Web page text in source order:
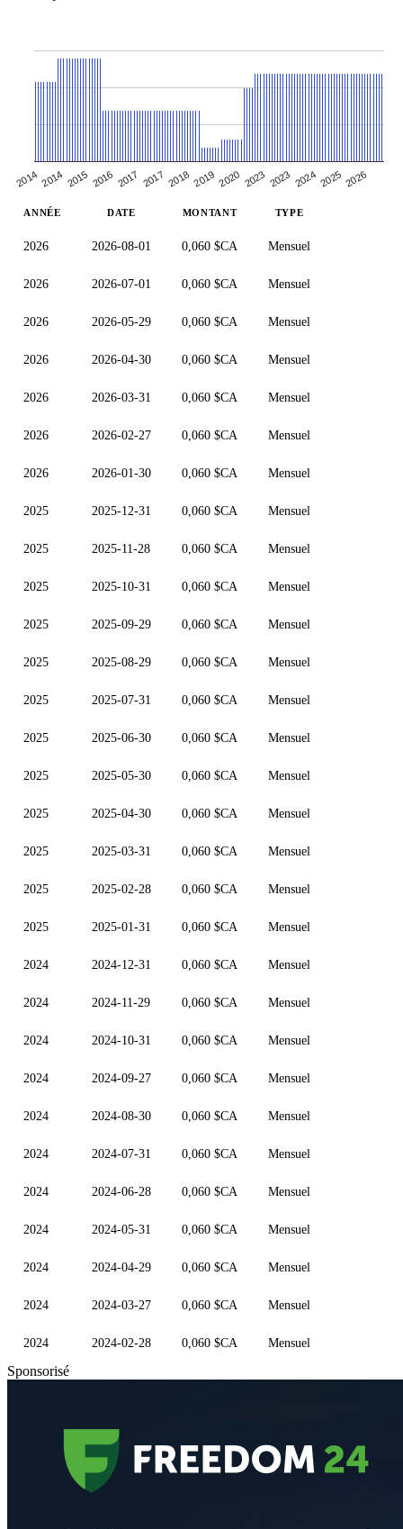
2014 2014 2015 2016 2017 2017 20182019 2020 2023 2023 2024 2025 2026
ANNÉE DATE MONTANT TYPE
2026 2026-08-01 0,060 $CA Mensuel
2026 2026-07-01 0,060 $CA Mensuel
2026 2026-05-29 0,060 $CA Mensuel
2026 2026-04-30 0,060 $CA Mensuel
2026 2026-03-31 0,060 $CA Mensuel
2026 2026-02-27 0,060 $CA Mensuel
2026 2026-01-30 0,060 $CA Mensuel
2025 2025-12-31 0,060 $CA Mensuel
2025 2025-11-28 0,060 $CA Mensuel
2025 2025-10-31 0,060 $CA Mensuel
2025 2025-09-29 0,060 $CA Mensuel
2025 2025-08-29 0,060 $CA Mensuel
2025 2025-07-31 0,060 $CA Mensuel
2025 2025-06-30 0,060 $CA Mensuel
2025 2025-05-30 0,060 $CA Mensuel
2025 2025-04-30 0,060 $CA Mensuel
2025 2025-03-31 0,060 $CA Mensuel
2025 2025-02-28 0,060 $CA Mensuel
2025 2025-01-31 0,060 $CA Mensuel
2024 2024-12-31 0,060 $CA Mensuel
2024 2024-11-29 0,060 $CA Mensuel
2024 2024-10-31 0,060 $CA Mensuel
2024 2024-09-27 0,060 $CA Mensuel
2024 2024-08-30 0,060 $CA Mensuel
2024 2024-07-31 0,060 $CA Mensuel
2024 2024-06-28 0,060 $CA Mensuel
2024 2024-05-31 0,060 $CA Mensuel
2024 2024-04-29 0,060 $CA Mensuel
2024 2024-03-27 0,060 $CA Mensuel
2024 2024-02-28 0,060 $CA Mensuel
Sponsorisé